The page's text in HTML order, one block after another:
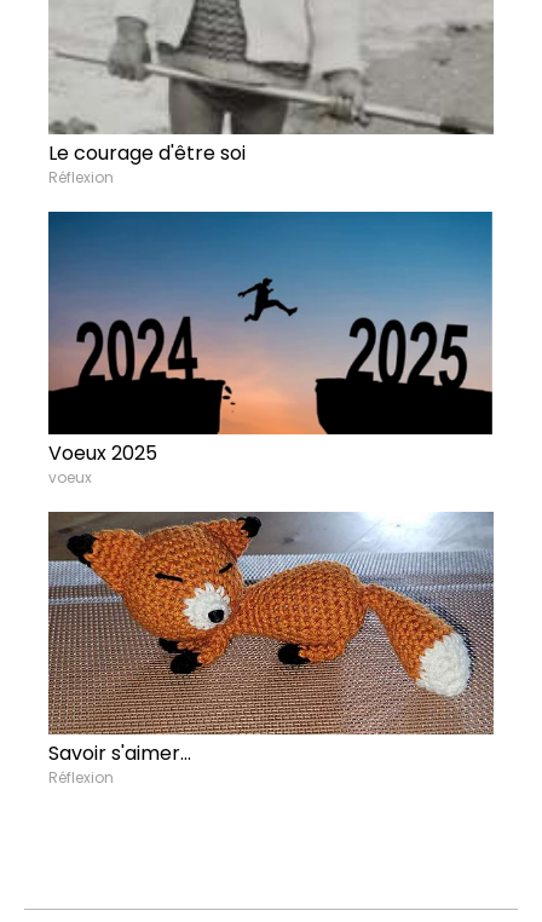
Le courage d'être soi
Réflexion
Voeux 2025
voeux
Savoir s'aimer...
Réflexion